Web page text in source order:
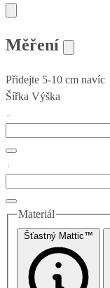
Měření
Přidejte 5-10 cm navíc
Šířka Výška
Materiál
Šťastný Mattic™